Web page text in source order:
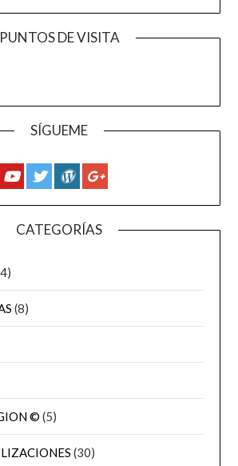
PUNTOS DE VISITA
SÍGUEME
CATEGORÍAS
(8)
© (5)
(30)